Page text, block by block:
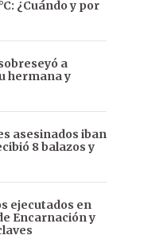
¿Cuándo y por
a
hermana y
asesinados iban
8 balazos y
ejecutados en
Encarnación y